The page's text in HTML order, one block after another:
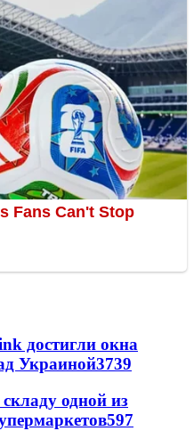
достигли окна
Украиной3739
одной из
597